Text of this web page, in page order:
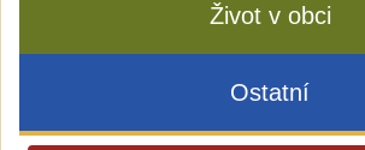
Život v obci
Ostatní